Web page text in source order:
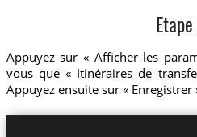
Appuyez sur « Afficher les
vous que « Itinéraires de
Appuyez ensuite sur « Enregistrer